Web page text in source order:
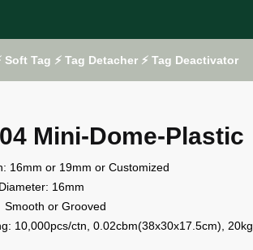
Soft Tag ⚡ Tag Detacher ⚡ Tag Deactivator
Mini-Dome-Plastic
16mm or 19mm or Customized
16mm
Smooth or Grooved
10,000pcs/ctn, 0.02cbm(38x30x17.5cm), 20kg